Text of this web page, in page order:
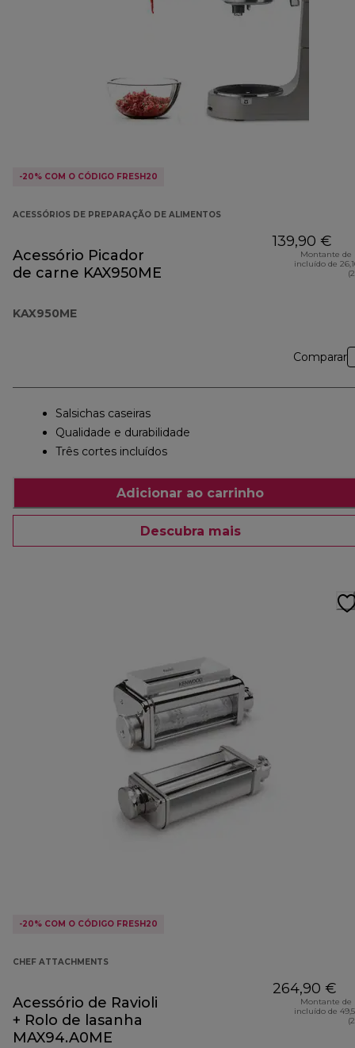
-20% COM O CÓDIGO FRESH20
ACESSÓRIOS DE PREPARAÇÃO DE ALIMENTOS
Acessório Picador
de carne KAX950ME
KAX950ME
139,90 €
Montante de
incluído de
Comparar
Salsichas caseiras
Qualidade e durabilidade
Três cortes incluídos
Adicionar ao carrinho
Descubra mais
-20% COM O CÓDIGO FRESH20
CHEF ATTACHMENTS
Acessório de Ravioli
+ Rolo de lasanha
MAX94.A0ME
264,90 €
Montante de
incluído de